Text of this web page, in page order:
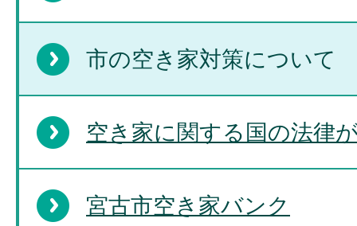
市の空き家対策について
空き家に関する国の法律
宮古市空き家バンク